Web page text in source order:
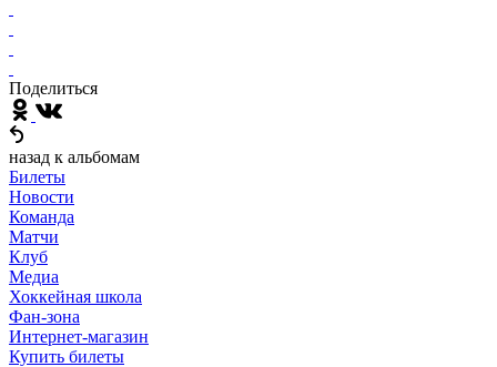
Поделиться
назад к альбомам
Билеты
Новости
Команда
Матчи
Клуб
Медиа
Хоккейная школа
Фан-зона
Интернет-магазин
Купить билеты